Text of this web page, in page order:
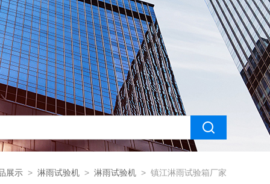
展示 > 淋雨试验机 > 淋雨试验机 > 镇江淋雨试验箱厂家